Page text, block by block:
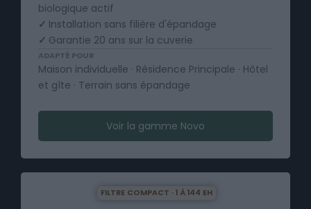
biologique actif
✓ Installation sans filière d'épandage
✓ Garantie 20 ans sur la cuverie
ADAPTÉ POUR
Maison individuelle · Résidence Principale · Hôtel
et gîte · Terrain sans épandage
Voir la gamme Novo
FILTRE COMPACT · 1 À 144 EH